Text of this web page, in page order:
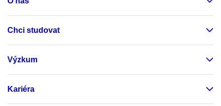
Chci studovat
Výzkum
Kariéra